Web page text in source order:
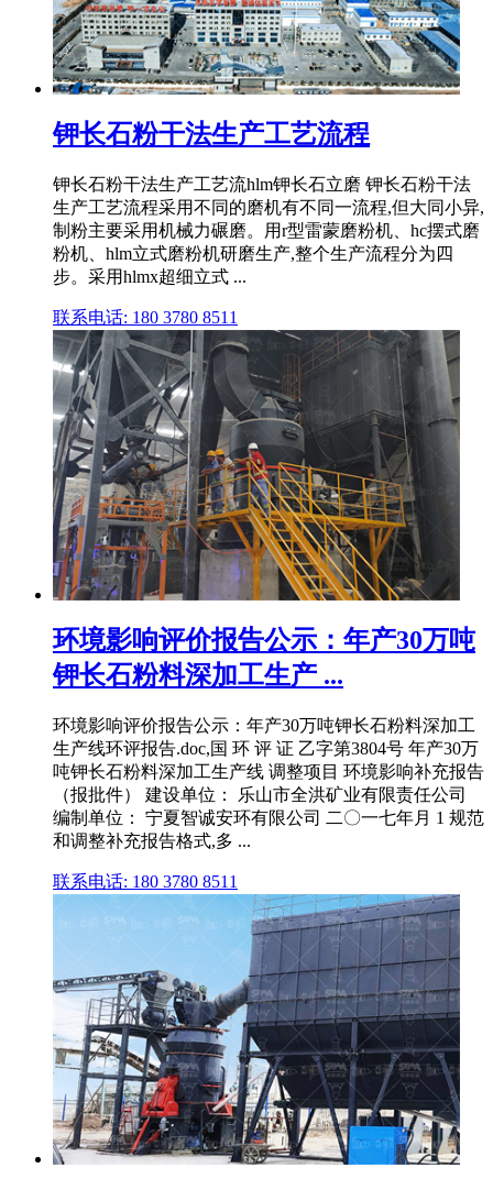
钾长石粉干法生产工艺流程
钾长石粉干法生产工艺流hlm钾长石立磨 钾长石粉干法
生产工艺流程采用不同的磨机有不同一流程,但大同小异,
制粉主要采用机械力碾磨。用r型雷蒙磨粉机、hc摆式磨
粉机、hlm立式磨粉机研磨生产,整个生产流程分为四
步。采用hlmx超细立式 ...
联系电话: 180 3780 8511
环境影响评价报告公示：年产30万吨
钾长石粉料深加工生产 ...
环境影响评价报告公示：年产30万吨钾长石粉料深加工
生产线环评报告.doc,国 环 评 证 乙字第3804号 年产30万
吨钾长石粉料深加工生产线 调整项目 环境影响补充报告
（报批件） 建设单位： 乐山市全洪矿业有限责任公司
编制单位： 宁夏智诚安环有限公司 二〇一七年月 1 规范
和调整补充报告格式,多 ...
联系电话: 180 3780 8511